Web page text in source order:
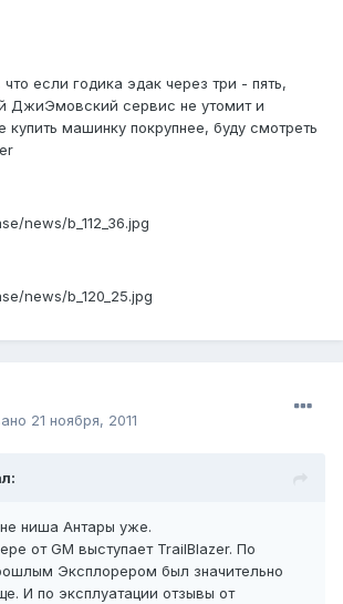
если годика эдак через три - пять,
ДжиЭмовский сервис не утомит и
купить машинку покрупнее, буду смотреть
news/b_112_36.jpg
news/b_120_25.jpg
21 ноября, 2011
ниша Антары уже.
от GM выступает TrailBlazer. По
Эксплорером был значительно
И по эксплуатации отзывы от